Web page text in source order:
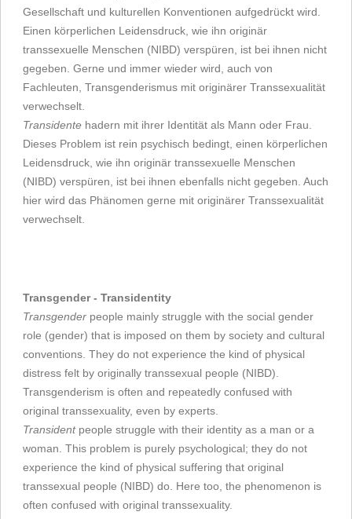
Gesellschaft und kulturellen Konventionen aufgedrückt wird.
Einen körperlichen Leidensdruck, wie ihn originär
transsexuelle Menschen (NIBD) verspüren, ist bei ihnen nicht
gegeben. Gerne und immer wieder wird, auch von
Fachleuten, Transgenderismus mit originärer Transsexualität
verwechselt.
Transidente hadern mit ihrer Identität als Mann oder Frau.
Dieses Problem ist rein psychisch bedingt, einen körperlichen
Leidensdruck, wie ihn originär transsexuelle Menschen
(NIBD) verspüren, ist bei ihnen ebenfalls nicht gegeben. Auch
hier wird das Phänomen gerne mit originärer Transsexualität
verwechselt.
Transgender - Transidentity
Transgender people mainly struggle with the social gender
role (gender) that is imposed on them by society and cultural
conventions. They do not experience the kind of physical
distress felt by originally transsexual people (NIBD).
Transgenderism is often and repeatedly confused with
original transsexuality, even by experts.
Transidentpeople struggle with their identity as a man or a
woman. This problem is purely psychological; they do not
experience the kind of physical suffering that original
transsexual people (NIBD) do. Here too, the phenomenon is
often confused with original transsexuality.